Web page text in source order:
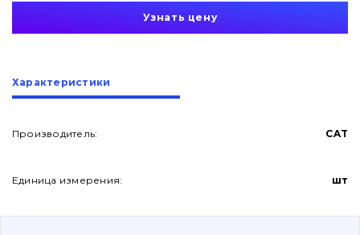
О нас
Контакты
Вакансии
Узнать цену
Характеристики
Производитель: CAT
Единица измерения: шт